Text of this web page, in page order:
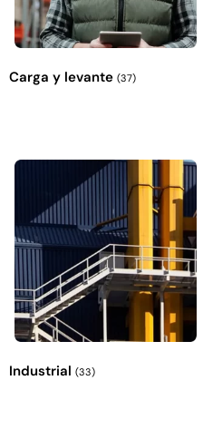
Carga y levante (37)
Industrial (33)
Leer más
Empaquetadura 3/16"
4.8mm neopreno con 1 tela
3.5MP
$ 803.797
Agregar al carrito